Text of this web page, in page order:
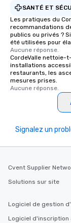
offering
interactive
along the way
ensuring there
Different Types
experiences
several
convenient
and your
discovered
a way to try
in the city and
selected dishes
group
key. Whether
SANTÉ ET
Les pratiques du
recommandations
publics ou privés ?
été utilisées pour
Aucune réponse.
CordeValle nettoie-
installations
restaurants, les
mesures prises.
Aucune réponse.
Signalez un
Cvent Supplier
Solutions sur site
Logiciel de gestion
Logiciel d'inscription